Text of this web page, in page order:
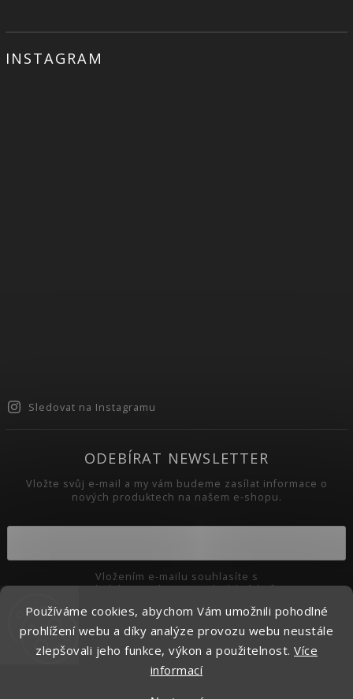
Používáme cookies, abychom Vám umožnili pohodlné
prohlížení webu a díky analýze provozu webu neustále
zlepšovali jeho funkce, výkon a použitelnost. Více
informací
INSTAGRAM
Sledovat na Instagramu
ODEBÍRAT NEWSLETTER
Vložte svůj e-mail a my vám budeme zasílat informace o
nových produktech na našem e-shopu.
podmínkami ochrany osobních údajů
Přihlásit se